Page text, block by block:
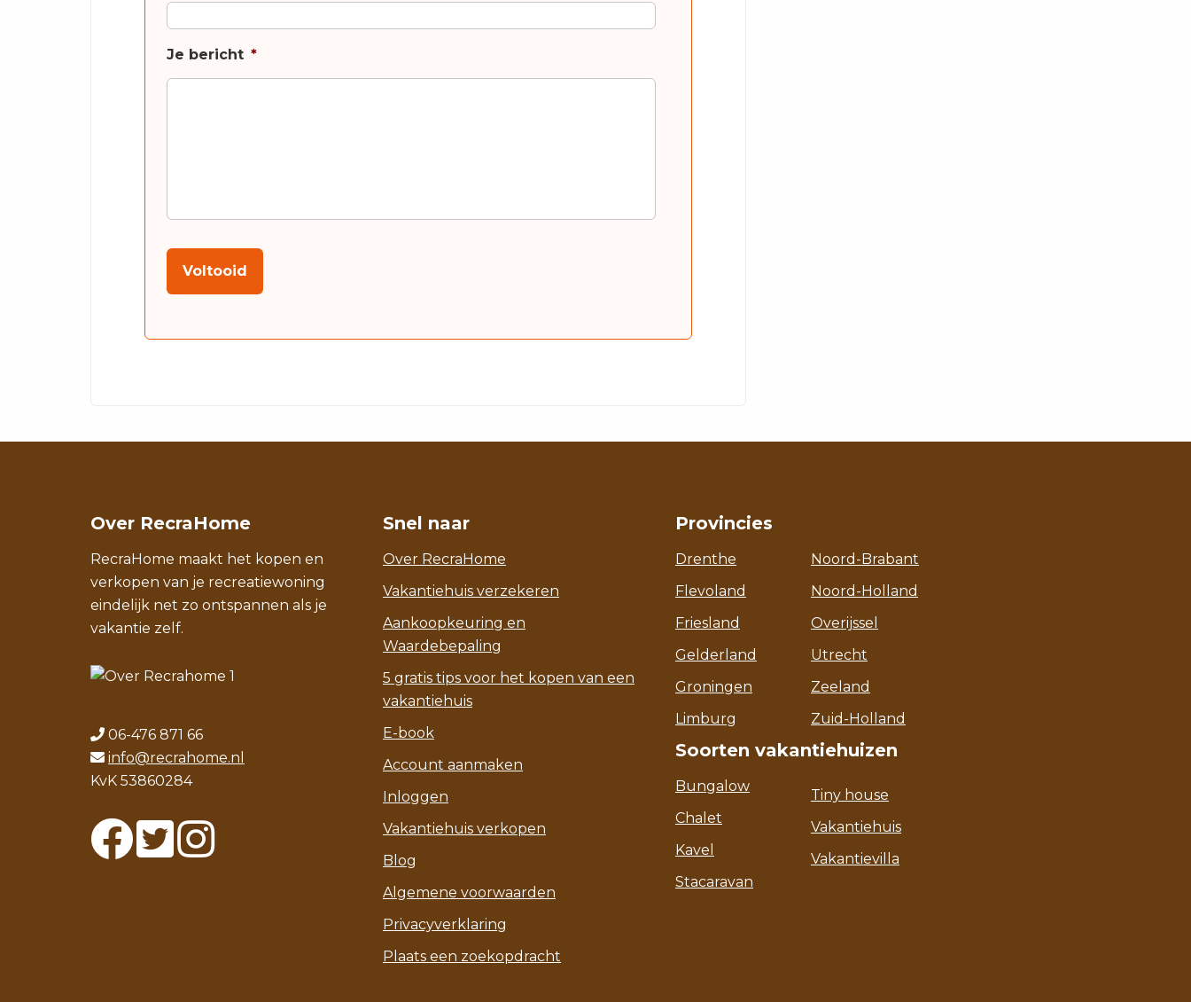
Je bericht *
Over RecraHome
RecraHome maakt het kopen en
verkopen van je recreatiewoning
eindelijk net zo ontspannen als je
vakantie zelf.
06-476 871 66
info@recrahome.nl
KvK 53860284
Snel naar
Over RecraHome
Vakantiehuis verzekeren
Aankoopkeuring en
Waardebepaling
5 gratis tips voor het kopen van een
vakantiehuis
E-book
Account aanmaken
Inloggen
Vakantiehuis verkopen
Blog
Algemene voorwaarden
Privacyverklaring
Plaats een zoekopdracht
Provincies
Drenthe
Flevoland
Friesland
Gelderland
Groningen
Limburg
Noord-Brabant
Noord-Holland
Overijssel
Utrecht
Zeeland
Zuid-Holland
Soorten vakantiehuizen
Bungalow
Chalet
Kavel
Stacaravan
Tiny house
Vakantiehuis
Vakantievilla